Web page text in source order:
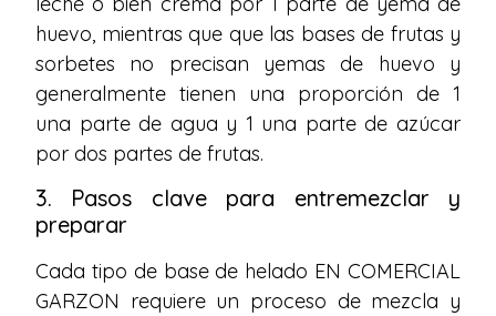
huevo, mientras que que las bases de frutas y
sorbetes no precisan yemas de huevo y
generalmente tienen una proporción de 1
una parte de agua y 1 una parte de azúcar
por dos partes de frutas.
3. Pasos clave para entremezclar y
preparar
Cada tipo de base de helado EN COMERCIAL
GARZON requiere un proceso de mezcla y